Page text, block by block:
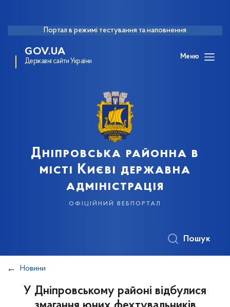
Портал в режимі тестування та наповнення
GOV.UA
Державні сайти України
Меню
Дніпровська районна в
місті Києві державна
адміністрація
офіційний вебпортал
Пошук
Новини
У Дніпровському районі відбулися